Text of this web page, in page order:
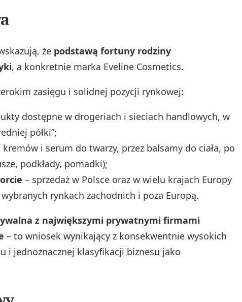
że podstawą fortuny rodziny
, a konkretnie marka Eveline Cosmetics.
zasięgu i solidnej pozycji rynkowej:
dostępne w drogeriach i sieciach handlowych, w
półki”;
kremów i serum do twarzy, przez balsamy do ciała, po
podkłady, pomadki);
– sprzedaż w Polsce oraz w wielu krajach Europy
rynkach zachodnich i poza Europą.
z największymi prywatnymi firmami
– to wniosek wynikający z konsekwentnie wysokich
i jednoznacznej klasyfikacji biznesu jako